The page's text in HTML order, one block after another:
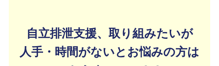
自立排泄支援、取り組みたいが
人手・時間がないとお悩みの方は